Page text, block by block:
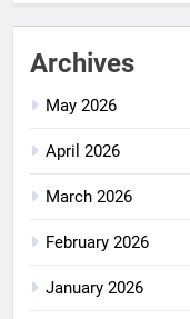
Archives
May 2026
April 2026
March 2026
February 2026
January 2026